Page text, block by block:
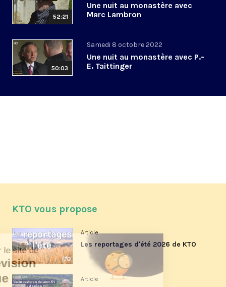
52:21
Une nuit au monastère avec
Marc Lambron
50:03
Samedi 8 octobre 2022
Une nuit au monastère avec P.-
E. Taittinger
KTO vous propose
Article
Les reportages d'été 2026 de KTO
Article